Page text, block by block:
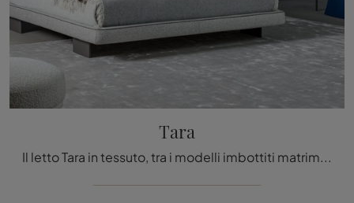
Tara
Il letto Tara in tessuto, tra i modelli imbottiti matrimoniali design di Bonaldo, è pensato per assicurarti il relax totale.